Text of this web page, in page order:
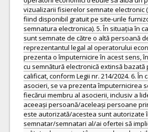
vizualizarii fisierelor semnate electronic
fiind disponibil gratuit pe site-urile
semnatura electronica). 5. În situația în
sunt semnate de către o altă persoană
reprezentantul legal al operatorului
prezenta o împuternicire în acest sens,
cu semnătură electronică extinsă bazată
calificat, conform Legii nr. 214/2024. 6. În
asocieri, se va prezenta împuternicirea
fiecărui membru al asocierii, inclusiv a
aceeași persoană/aceleași persoane
este autorizată/acestea sunt autorizate
semnatar/semnatari al/ai ofertei să